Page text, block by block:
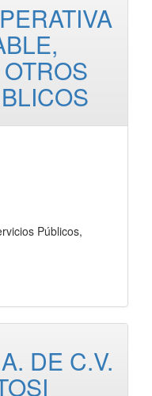
Públicos,
DE C.V.